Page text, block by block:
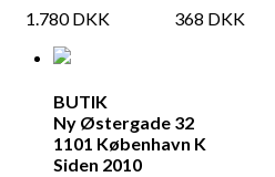
1.780DKK 368 DKK
BUTIK
Ny Østergade 32
1101 København K
Siden 2010